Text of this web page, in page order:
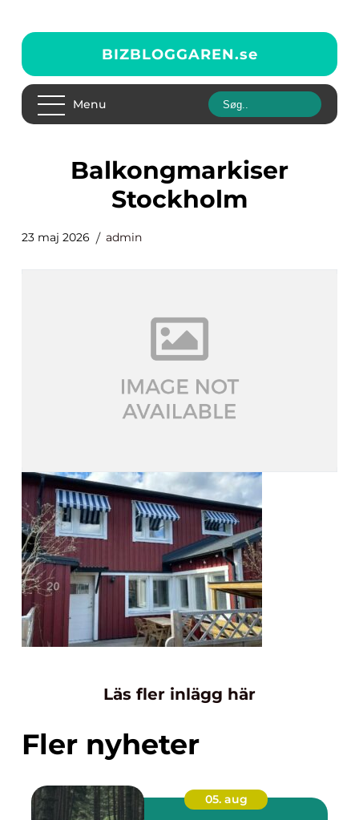
BIZBLOGGAREN.se
Menu
balkongmarkiser
Stockholm
23 maj 2026 admin
Läs fler inlägg här
Fler nyheter
05. aug